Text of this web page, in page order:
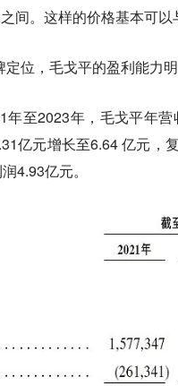
间。这样的价格基本可以
位，毛戈平的盈利能力
年至2023年，毛戈平年
亿元增长至6.64 亿元，
4.93亿元。